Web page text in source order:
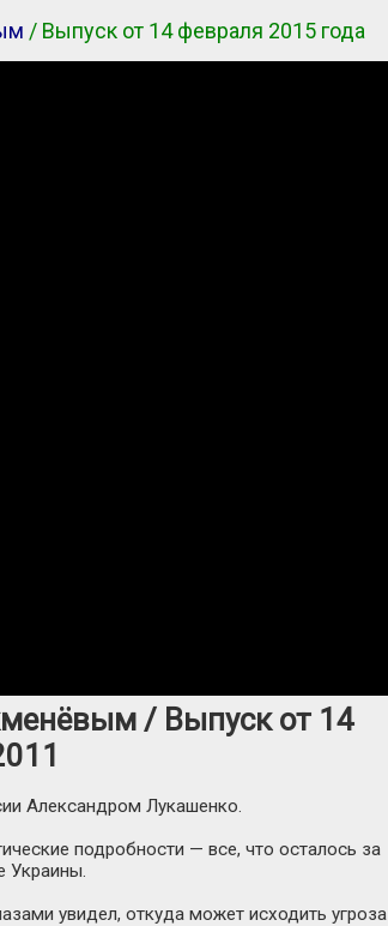
/ Выпуск от 14 февраля 2015 года
/ Выпуск от 14
Александром Лукашенко.
подробности — все, что осталось за
Украины.
увидел, откуда может исходить угроза